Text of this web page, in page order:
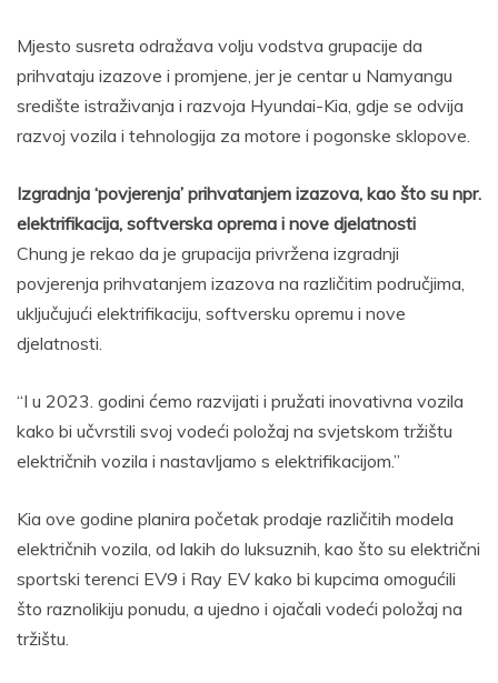
Mjesto susreta odražava volju vodstva grupacije da
prihvataju izazove i promjene, jer je centar u Namyangu
središte istraživanja i razvoja Hyundai-Kia, gdje se odvija
razvoj vozila i tehnologija za motore i pogonske sklopove.
Izgradnja ‘povjerenja’ prihvatanjem izazova, kao što su npr.
elektrifikacija, softverska oprema i nove djelatnosti
Chung je rekao da je grupacija privržena izgradnji
povjerenja prihvatanjem izazova na različitim područjima,
uključujući elektrifikaciju, softversku opremu i nove
djelatnosti.
“I u 2023. godini ćemo razvijati i pružati inovativna vozila
kako bi učvrstili svoj vodeći položaj na svjetskom tržištu
električnih vozila i nastavljamo s elektrifikacijom.”
Kia ove godine planira početak prodaje različitih modela
električnih vozila, od lakih do luksuznih, kao što su električni
sportski terenci EV9 i Ray EV kako bi kupcima omogućili
što raznolikiju ponudu, a ujedno i ojačali vodeći položaj na
tržištu.